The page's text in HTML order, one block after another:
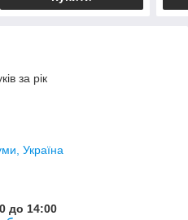
за рік
Україна
до 14:00